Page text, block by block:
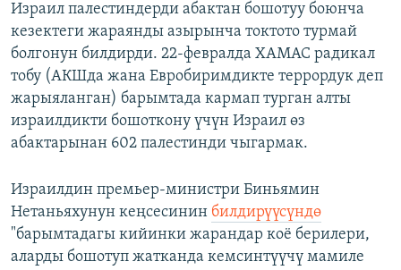
Израил палестиндерди абактан бошотуу боюнча
кезектеги жараянды азырынча токтото турмай
болгонун билдирди. 22-февралда ХАМАС радикал
тобу (АКШда жана Евробиримдикте террордук деп
жарыяланган) барымтада кармап турган алты
израилдикти бошоткону үчүн Израил өз
абактарынан 602 палестинди чыгармак.
Израилдин премьер-министри Биньямин
Нетаньяхунун кеңсесинин билдирүүсүндө
"барымтадагы кийинки жарандар коё берилери,
аларды бошотуп жатканда кемсинтүүчү мамиле